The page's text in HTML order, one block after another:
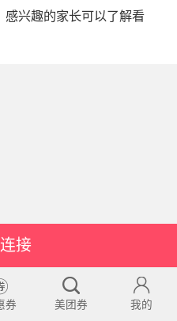
感兴趣的家长可以了解看
接
券 美团券 我的